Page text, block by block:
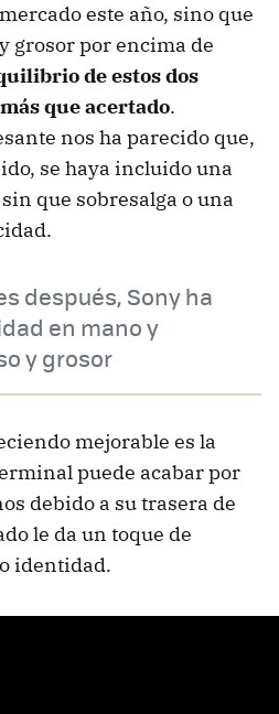
este año, sino que
grosor por encima de
de estos dos
que acertado.
nos ha parecido que,
se haya incluido una
que sobresalga o una
después, Sony ha
en mano y
y grosor
mejorable es la
puede acabar por
debido a su trasera de
le da un toque de
identidad.